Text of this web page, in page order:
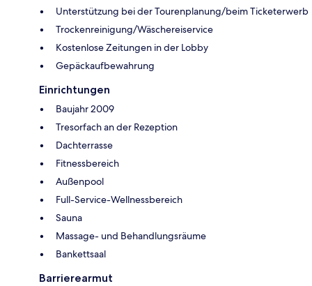
Unterstützung bei der Tourenplanung/beim Ticketerwerb
Trockenreinigung/Wäschereiservice
Kostenlose Zeitungen in der Lobby
Gepäckaufbewahrung
Einrichtungen
Baujahr 2009
Tresorfach an der Rezeption
Dachterrasse
Fitnessbereich
Außenpool
Full-Service-Wellnessbereich
Sauna
Massage- und Behandlungsräume
Bankettsaal
Barrierearmut